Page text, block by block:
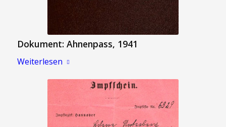
Dokument: Ahnenpass, 1941
Weiterlesen